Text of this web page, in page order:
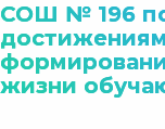
СОШ № 196
жизни